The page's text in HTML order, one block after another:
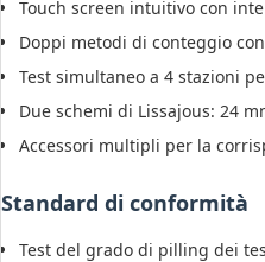
Touch screen intuitivo con
Doppi metodi di conteggio
Test simultaneo a 4 stazioni
Due schemi di Lissajous: 24
Accessori multipli per la
Standard di conformità
Test del grado di pilling dei